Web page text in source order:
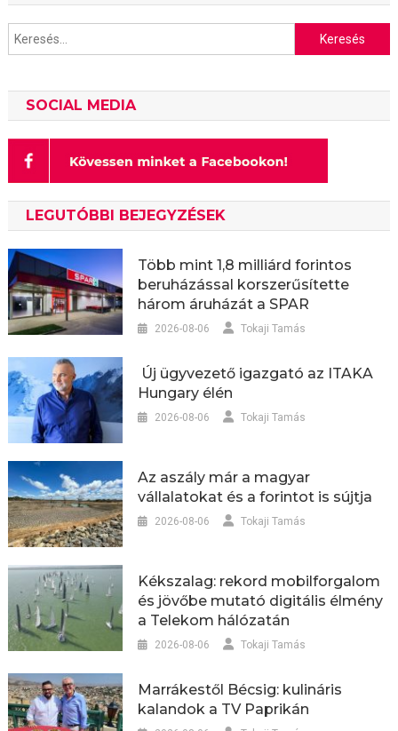
Keresés:
SOCIAL MEDIA
LEGUTÓBBI BEJEGYZÉSEK
Több mint 1,8 milliárd forintos
beruházással korszerűsítette
három áruházát a SPAR
2026-08-06 Tokaji Tamás
Új ügyvezető igazgató az ITAKA
Hungary élén
2026-08-06 Tokaji Tamás
Az aszály már a magyar
vállalatokat és a forintot is sújtja
2026-08-06 Tokaji Tamás
Kékszalag: rekord mobilforgalom
és jövőbe mutató digitális élmény
a Telekom hálózatán
2026-08-06 Tokaji Tamás
Marrákestől Bécsig: kulináris
kalandok a TV Paprikán